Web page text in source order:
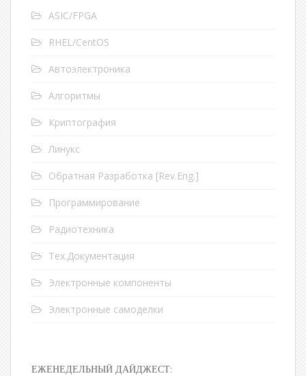
ASIC/FPGA
RHEL/CentOS
Автоэлектроника
Алгоритмы
Криптография
Линукс
Обратная Разработка [Rev.Eng.]
Программирование
Радиотехника
Тех.Документация
Электронные компоненты
Электронные самоделки
ЕЖЕНЕДЕЛЬНЫЙ ДАЙДЖЕСТ: